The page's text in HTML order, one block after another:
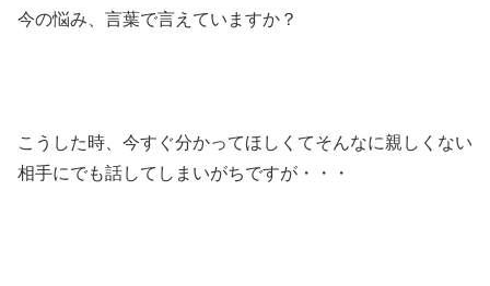
今の悩み、言葉で言えていますか？
こうした時、今すぐ分かってほしくてそんなに親しくない
相手にでも話してしまいがちですが・・・